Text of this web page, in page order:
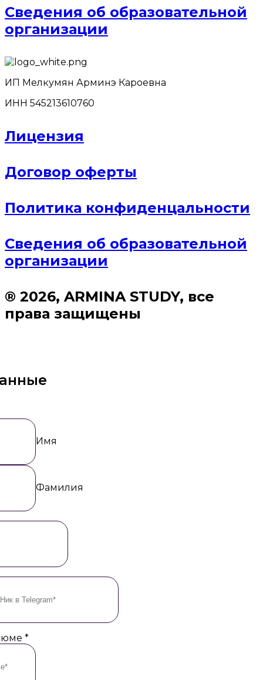
Сведения об образовательной
организации
ИП Мелкумян Арминэ Кароевна
ИНН 545213610760
Лицензия
Договор оферты
Политика конфиденцальности
Сведения об образовательной
организации
® 2026, ARMINA STUDY, все
права защищены
Имя
Фамилия
*